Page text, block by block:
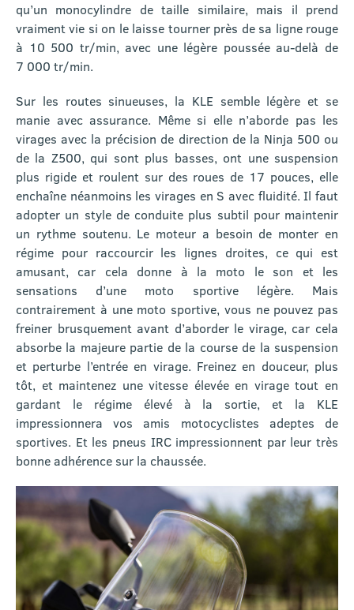
qu’un monocylindre de taille similaire, mais il prend
vraiment vie si on le laisse tourner près de sa ligne rouge
à 10 500 tr/min, avec une légère poussée au-delà de
7 000 tr/min.
Sur les routes sinueuses, la KLE semble légère et se
manie avec assurance. Même si elle n’aborde pas les
virages avec la précision de direction de la Ninja 500 ou
de la Z500, qui sont plus basses, ont une suspension
plus rigide et roulent sur des roues de 17 pouces, elle
enchaîne néanmoins les virages en S avec fluidité. Il faut
adopter un style de conduite plus subtil pour maintenir
un rythme soutenu. Le moteur a besoin de monter en
régime pour raccourcir les lignes droites, ce qui est
amusant, car cela donne à la moto le son et les
sensations d’une moto sportive légère. Mais
contrairement à une moto sportive, vous ne pouvez pas
freiner brusquement avant d’aborder le virage, car cela
absorbe la majeure partie de la course de la suspension
et perturbe l’entrée en virage. Freinez en douceur, plus
tôt, et maintenez une vitesse élevée en virage tout en
gardant le régime élevé à la sortie, et la KLE
impressionnera vos amis motocyclistes adeptes de
sportives. Et les pneus IRC impressionnent par leur très
bonne adhérence sur la chaussée.